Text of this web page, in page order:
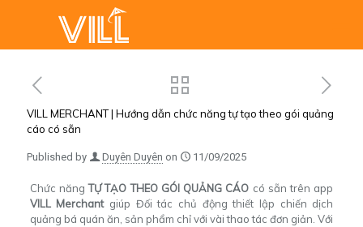
VILL MERCHANT | Hướng dẫn chức năng tự tạo theo gói quảng
cáo có sẵn
Published by Duyên Duyên on 11/09/2025
Chức năngTỰ TẠO THEO GÓI QUẢNG CÁO có sẵn trên app
VILL Merchantgiúp Đối tác chủ động thiết lập chiến dịch
quảng bá quán ăn, sản phẩm chỉ với vài thao tác đơn giản. Với